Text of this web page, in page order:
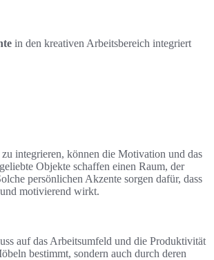
in den kreativen Arbeitsbereich integriert
integrieren, können die Motivation und das
Objekte schaffen einen Raum, der
persönlichen Akzente sorgen dafür, dass
motivierend wirkt.
auf das Arbeitsumfeld und die Produktivität
bestimmt, sondern auch durch deren